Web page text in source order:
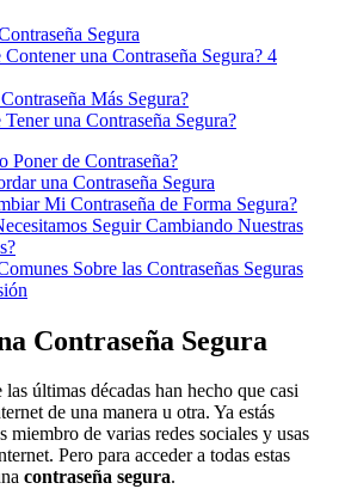
Segura
Contener una Contraseña Segura? 4
Más Segura?
Tener una Contraseña Segura?
Poner de Contraseña?
una Contraseña Segura
Mi Contraseña de Forma Segura?
Seguir Cambiando Nuestras
Sobre las Contraseñas Seguras
Contraseña Segura
últimas décadas han hecho que casi
de una manera u otra. Ya estás
miembro de varias redes sociales y usas
Pero para acceder a todas estas
contraseña segura.